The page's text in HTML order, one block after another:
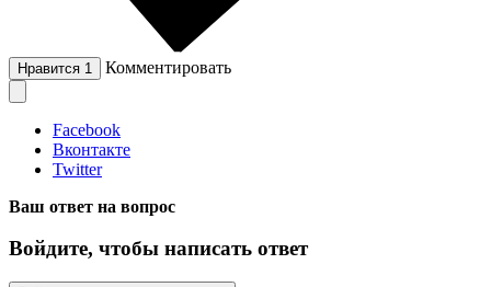
Нравится 1 Комментировать
Facebook
Вконтакте
Twitter
Ваш ответ на вопрос
Войдите, чтобы написать ответ